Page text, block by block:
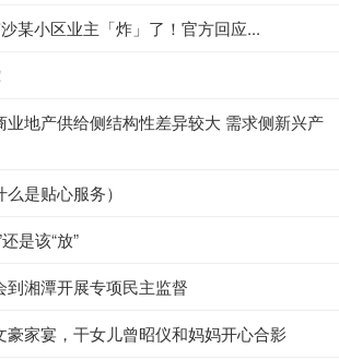
某小区业主「炸」了！官方回应...
业地产供给侧结构性差异较大 需求侧新兴产
是贴心服务）
是该“放”
到湘潭开展专项民主监督
豪家宴，干女儿曾昭仪和妈妈开心合影